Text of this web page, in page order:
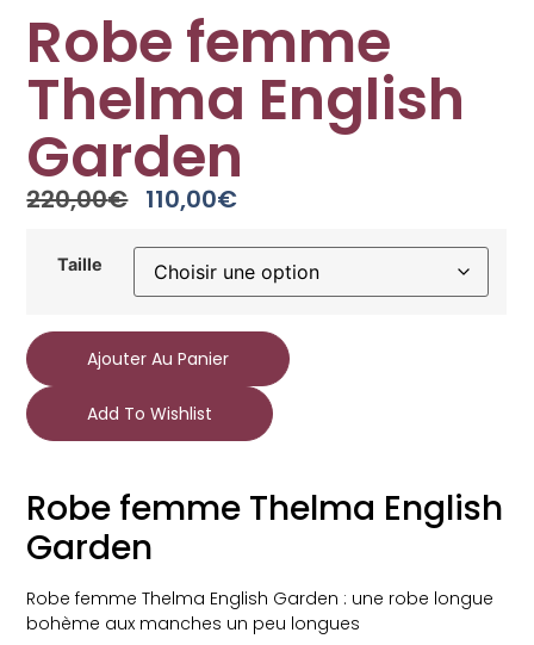
Robe femme
Thelma English
Garden
220,00€ 110,00€
Taille
Ajouter Au Panier
Add To Wishlist
Robe femme Thelma English
Garden
Robe femme Thelma English Garden : une robe longue
bohème aux manches un peu longues